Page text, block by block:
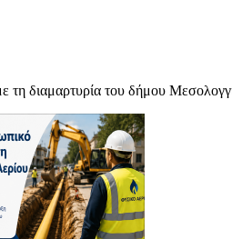
του δήμου